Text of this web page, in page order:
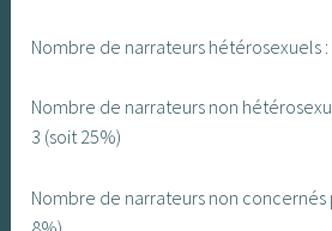
Nombre de narrateurs hétérosexuels :
Nombre de narrateurs non
3 (soit 25%)
Nombre de narrateurs non concernés